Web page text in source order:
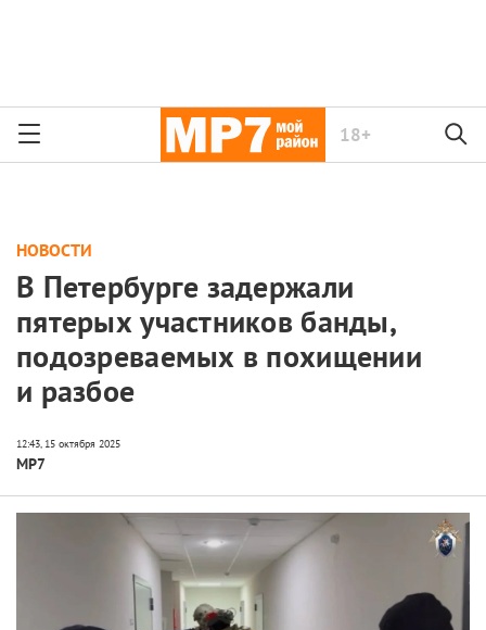
18+
НОВОСТИ
В Петербурге задержали
пятерых участников банды,
подозреваемых в похищении
и разбое
МР7